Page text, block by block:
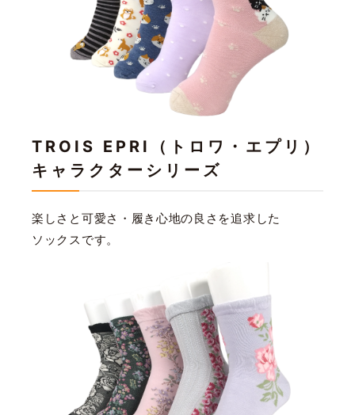
TROIS EPRI（トロワ・エプリ）
キャラクターシリーズ
楽しさと可愛さ・履き心地の良さを追求した
ソックスです。